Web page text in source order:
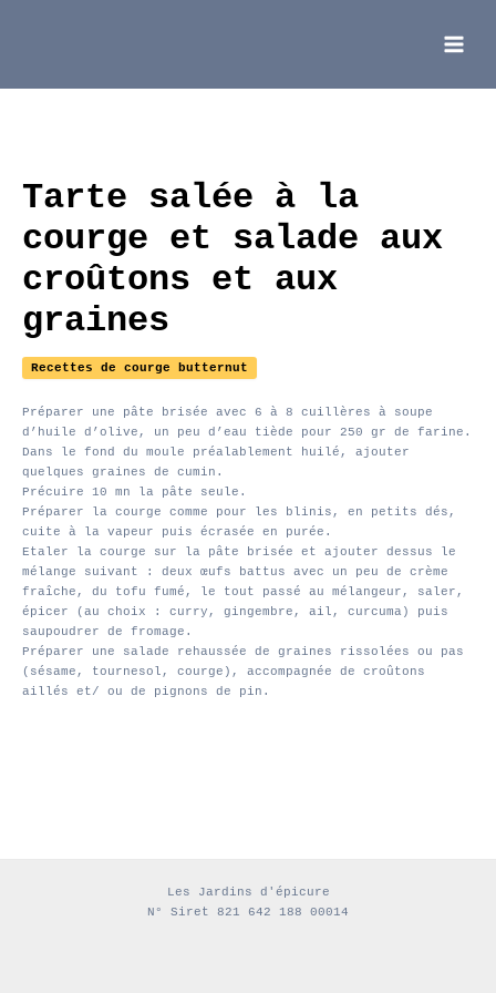
Main
Menu
Tarte salée à la
courge et salade aux
croûtons et aux
graines
Recettes de courge butternut
Préparer une pâte brisée avec 6 à 8 cuillères à soupe
d’huile d’olive, un peu d’eau tiède pour 250 gr de farine.
Dans le fond du moule préalablement huilé, ajouter
quelques graines de cumin.
Précuire 10 mn la pâte seule.
Préparer la courge comme pour les blinis, en petits dés,
cuite à la vapeur puis écrasée en purée.
Etaler la courge sur la pâte brisée et ajouter dessus le
mélange suivant : deux œufs battus avec un peu de crème
fraîche, du tofu fumé, le tout passé au mélangeur, saler,
épicer (au choix : curry, gingembre, ail, curcuma) puis
saupoudrer de fromage.
Préparer une salade rehaussée de graines rissolées ou pas
(sésame, tournesol, courge), accompagnée de croûtons
aillés et/ ou de pignons de pin.
Les Jardins d'épicure
N° Siret 821 642 188 00014